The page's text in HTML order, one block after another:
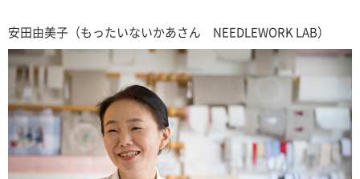
安田由美子（もったいないかあさん NEEDLEWORK LAB）